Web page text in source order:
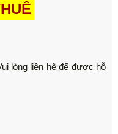
lòng liên hệ để được hỗ